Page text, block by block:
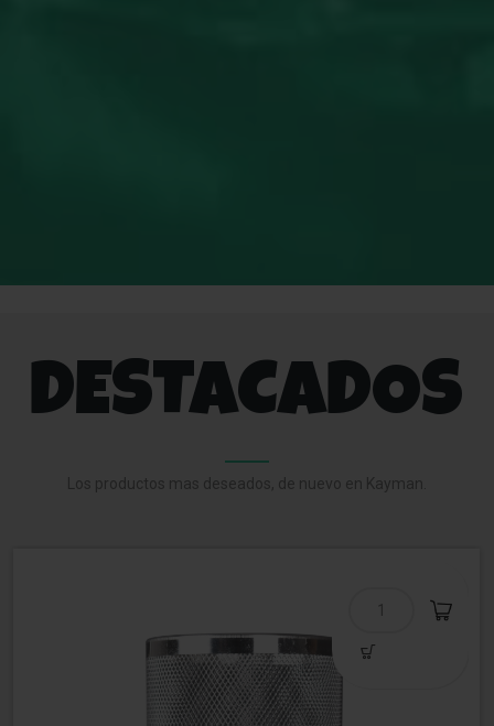
DESTACADOS
Los productos mas deseados, de nuevo en Kayman.